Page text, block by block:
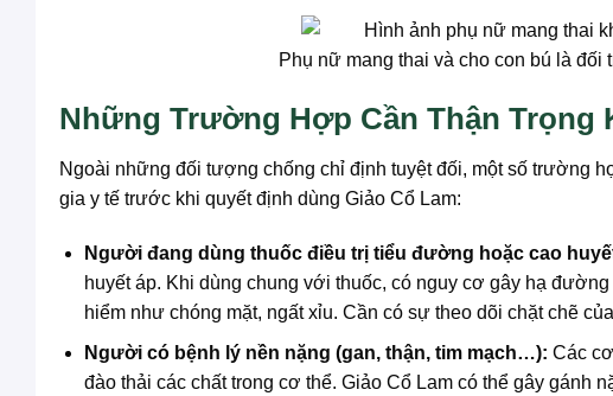
Phụ nữ mang thai và cho con bú là
Những Trường Hợp Cần Thận Trọng
Ngoài những đối tượng chống chỉ định tuyệt đối, một số trường
gia y tế trước khi quyết định dùng Giảo Cổ Lam:
Người đang dùng thuốc điều trị tiểu đường hoặc cao
huyết áp. Khi dùng chung với thuốc, có nguy cơ gây hạ
hiểm như chóng mặt, ngất xỉu. Cần có sự theo dõi chặt chẽ
Người có bệnh lý nền nặng (gan, thận, tim mạch…): Các
đào thải các chất trong cơ thể. Giảo Cổ Lam có thể gây gánh